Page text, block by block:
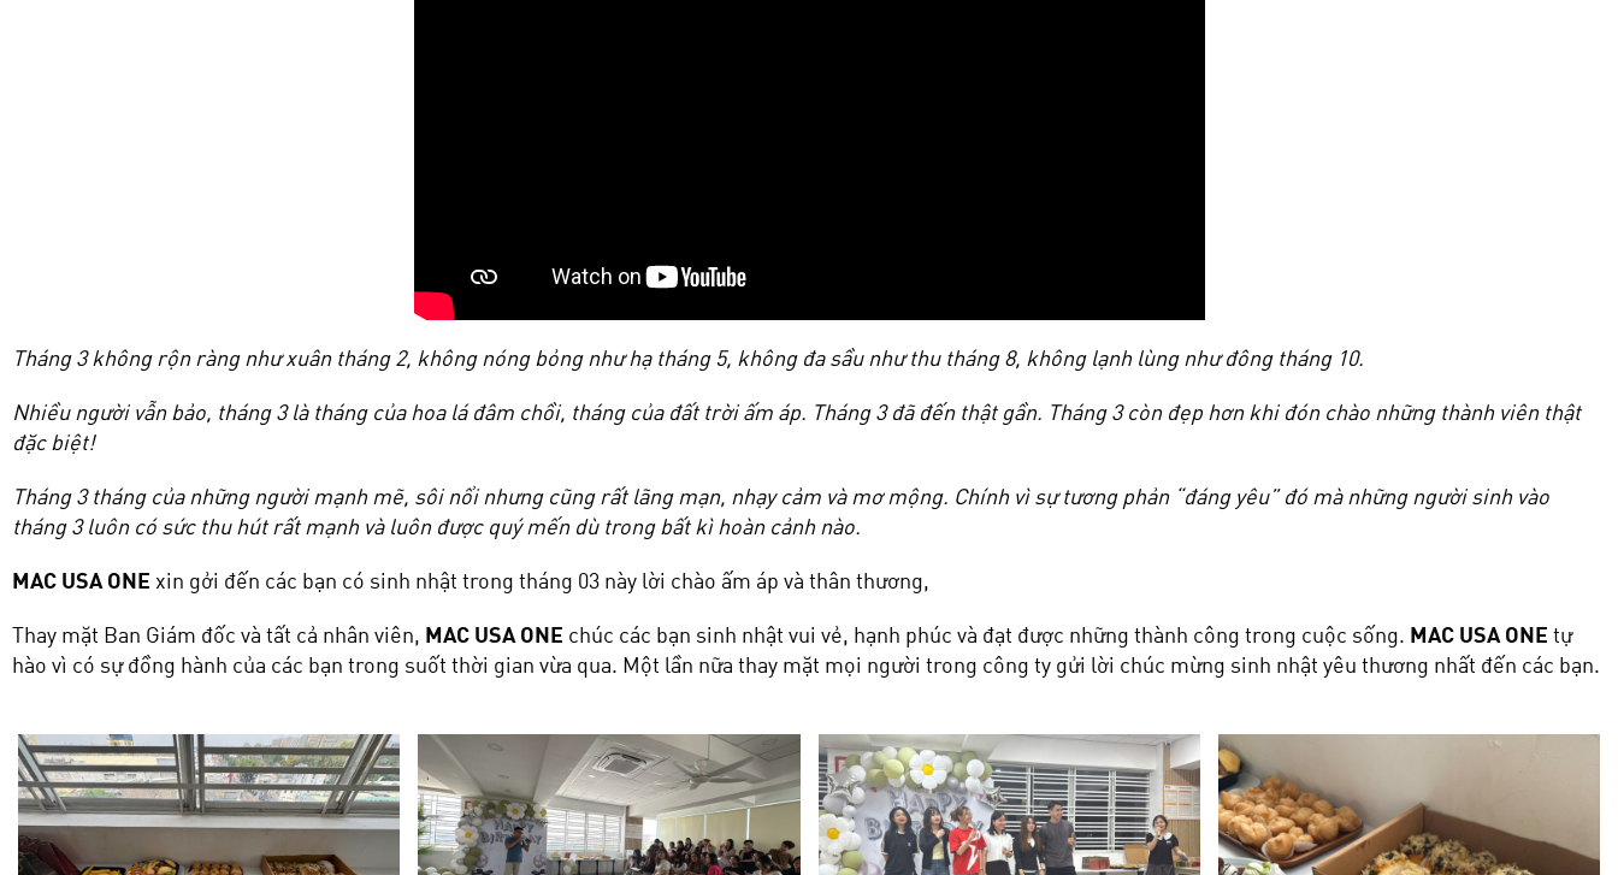
Tháng 3 không rộn ràng như xuân tháng 2, không nóng bỏng như hạ tháng 5, không đa sầu như thu tháng 8, không lạnh lùng như đông tháng 10.
Nhiều người vẫn bảo, tháng 3 là tháng của hoa lá đâm chồi, tháng của đất trời ấm áp. Tháng 3 đã đến thật gần. Tháng 3 còn đẹp hơn khi đón chào những thành viên thật
đặc biệt!
Tháng 3 tháng của những người mạnh mẽ, sôi nổi nhưng cũng rất lãng mạn, nhạy cảm và mơ mộng. Chính vì sự tương phản “đáng yêu” đó mà những người sinh vào
tháng 3 luôn có sức thu hút rất mạnh và luôn được quý mến dù trong bất kì hoàn cảnh nào.
MAC USA ONE xin gởi đến các bạn có sinh nhật trong tháng 03 này lời chào ấm áp và thân thương,
Thay mặt Ban Giám đốc và tất cả nhân viên, MAC USA ONE chúc các bạn sinh nhật vui vẻ, hạnh phúc và đạt được những thành công trong cuộc sống. MAC USA ONE tự
hào vì có sự đồng hành của các bạn trong suốt thời gian vừa qua. Một lần nữa thay mặt mọi người trong công ty gửi lời chúc mừng sinh nhật yêu thương nhất đến các bạn.